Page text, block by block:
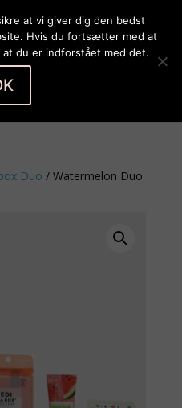
Duo / Watermelon Duo
at vi giver dig den bedst
Hvis du fortsætter med at
du er indforstået med det.